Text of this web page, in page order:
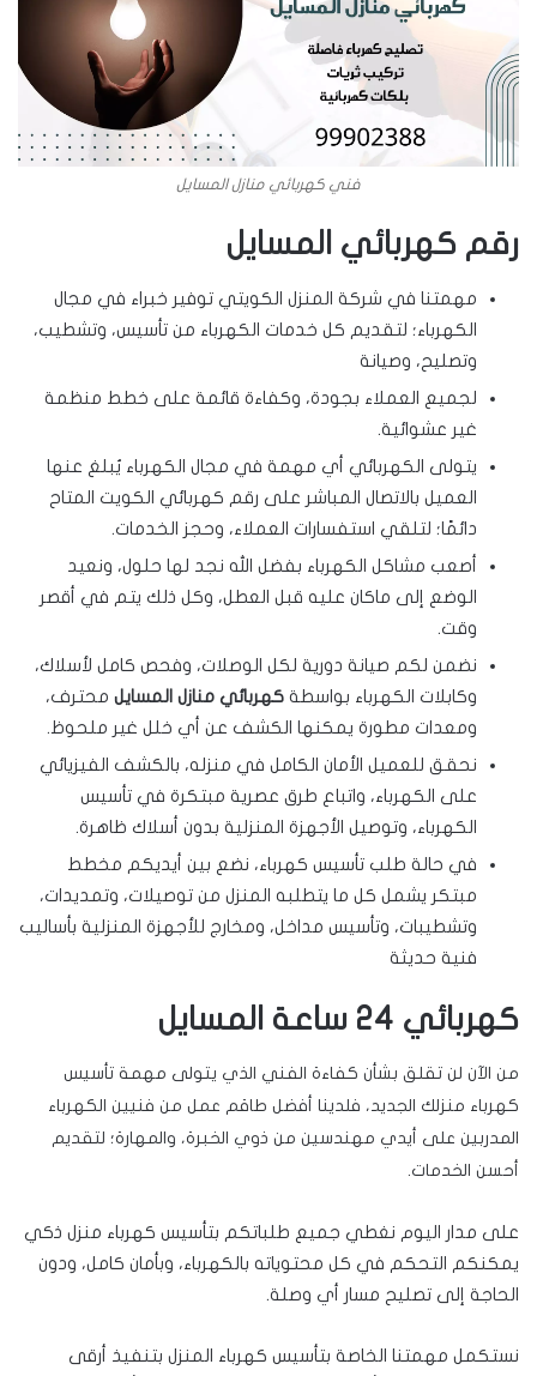
فني كهربائي منازل المسايل
رقم كهربائي المسايل
مهمتنا في شركة المنزل الكويتي توفير خبراء في مجال
الكهرباء؛ لتقديم كل خدمات الكهرباء من تأسيس، وتشطيب،
وتصليح، وصيانة
لجميع العملاء بجودة، وكفاءة قائمة على خطط منظمة
غير عشوائية.
يتولى الكهربائي أي مهمة في مجال الكهرباء يُبلغ عنها
العميل بالاتصال المباشر على رقم كهربائي الكويت المتاح
دائمًا؛ لتلقي استفسارات العملاء، وحجز الخدمات.
أصعب مشاكل الكهرباء بفضل الله نجد لها حلول، ونعيد
الوضع إلى ماكان عليه قبل العطل، وكل ذلك يتم في أقصر
وقت.
نضمن لكم صيانة دورية لكل الوصلات، وفحص كامل لأسلاك،
وكابلات الكهرباء بواسطة كهربائي منازل المسايل محترف،
ومعدات مطورة يمكنها الكشف عن أي خلل غير ملحوظ.
نحقق للعميل الأمان الكامل في منزله، بالكشف الفيزيائي
على الكهرباء، واتباع طرق عصرية مبتكرة في تأسيس
الكهرباء، وتوصيل الأجهزة المنزلية بدون أسلاك ظاهرة.
في حالة طلب تأسيس كهرباء، نضع بين أيديكم مخطط
مبتكر يشمل كل ما يتطلبه المنزل من توصيلات، وتمديدات،
وتشطيبات، وتأسيس مداخل، ومخارج للأجهزة المنزلية بأساليب
فنية حديثة
كهربائي 24 ساعة المسايل
من الآن لن تقلق بشأن كفاءة الفني الذي يتولى مهمة تأسيس
كهرباء منزلك الجديد، فلدينا أفضل طاقم عمل من فنيين الكهرباء
المدربين على أيدي مهندسين من ذوي الخبرة، والمهارة؛ لتقديم
أحسن الخدمات.
على مدار اليوم نغطي جميع طلباتكم بتأسيس كهرباء منزل ذكي
يمكنكم التحكم في كل محتوياته بالكهرباء، وبأمان كامل، ودون
الحاجة إلى تصليح مسار أي وصلة.
نستكمل مهمتنا الخاصة بتأسيس كهرباء المنزل بتنفيذ أرقى